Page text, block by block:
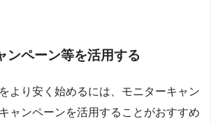
ンペーン等を活用する
より安く始めるには、モニターキャン
ャンペーンを活用することがおすすめ